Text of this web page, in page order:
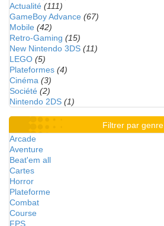
Actualité (111)
GameBoy Advance (67)
Mobile (42)
Retro-Gaming (15)
New Nintendo 3DS (11)
LEGO (5)
Plateformes (4)
Cinéma (3)
Société (2)
Nintendo 2DS (1)
Filtrer par genre
Arcade
Aventure
Beat'em all
Cartes
Horror
Plateforme
Combat
Course
FPS